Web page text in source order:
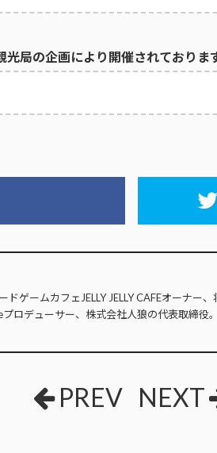
光局の企画により開催されておりま
ドゲームカフェJELLY JELLY CAFEオーナー
ロデューサー、株式会社人狼の代表取締役
PREV NEXT